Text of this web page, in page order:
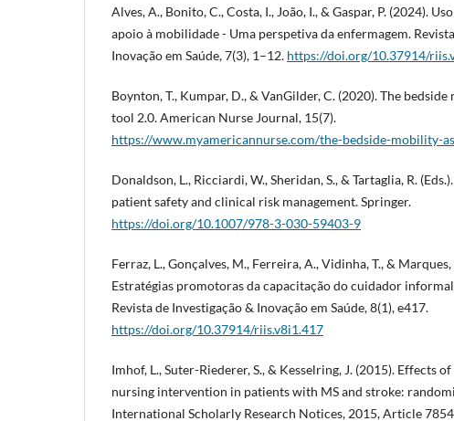
Alves, A., Bonito, C., Costa, I., João, I., & Gaspar, P. (2024).
apoio à mobilidade - Uma perspetiva da enfermagem.
Inovação em Saúde, 7(3), 1–12. https://doi.org/10.37914/
Boynton, T., Kumpar, D., & VanGilder, C. (2020). The
tool 2.0. American Nurse Journal, 15(7).
https://www.myamericannurse.com/the-bedside-mobility-
Donaldson, L., Ricciardi, W., Sheridan, S., & Tartaglia, R.
patient safety and clinical risk management. Springer.
https://doi.org/10.1007/978-3-030-59403-9
Ferraz, L., Gonçalves, M., Ferreira, A., Vidinha, T., &
Estratégias promotoras da capacitação do cuidador
Revista de Investigação & Inovação em Saúde, 8(1), e417.
https://doi.org/10.37914/riis.v8i1.417
Imhof, L., Suter-Riederer, S., & Kesselring, J. (2015). Effects
nursing intervention in patients with MS and stroke:
International Scholarly Research Notices, 2015, Article